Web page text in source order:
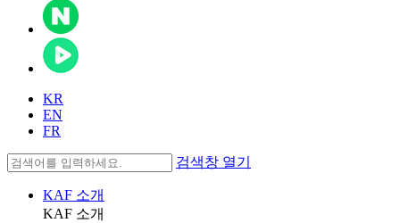
KR
EN
FR
검색창 열기
KAF 소개
KAF 소개